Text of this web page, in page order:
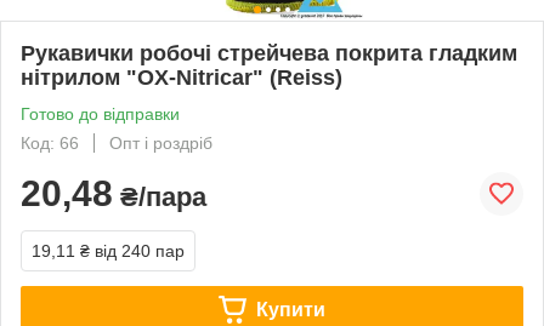
Рукавички робочі стрейчева покрита гладким
нітрилом "OX-Nitricar" (Reiss)
Готово до відправки
Код: 66
Опт і роздріб
20,48 ₴/пара
19,11 ₴ від 240 пар
Купити